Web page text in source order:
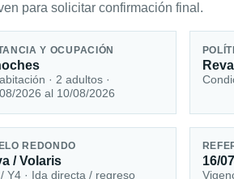
para solicitar confirmación final.
Y OCUPACIÓN
· 2 adultos ·
2026 al 10/08/2026
REDONDO
/ Volaris
Y4 · Ida directa / regreso
16/